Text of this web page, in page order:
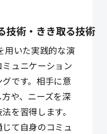
技術・きき取る技術
用いた実践的な演
ュニケーション
です。相手に意
や、ニーズを深
を習得します。
て自身のコミュ